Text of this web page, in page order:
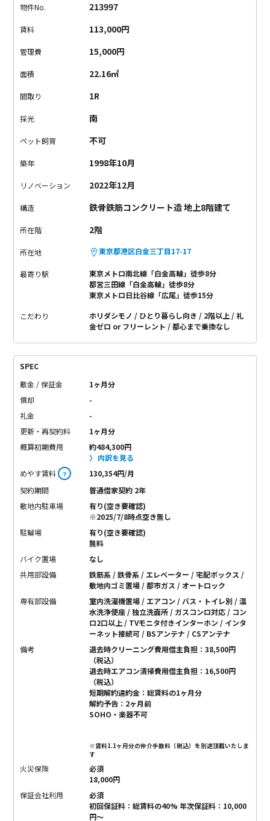
材で統一された空間に、キッチンのグリーンタイルが差し色に
い間取りですが、
上手く隙間にフィットされていて、お部屋を
スッキリと見せてくれます。
りませんか？
物件No. 213997
賃料 113,000円
管理費 15,000円
面積 22.16㎡
間取り 1R
採光 南
ペット飼育 不可
築年 1998年10月
リノベーション 2022年12月
構造 鉄骨鉄筋コンクリート造 地上8階建て
所在階 2階
所在地 東京都港区白金三丁目17-17
最寄り駅
東京メトロ南北線「白金高輪」徒歩8分
都営三田線「白金高輪」徒歩8分
東京メトロ日比谷線「広尾」徒歩15分
こだわり ホリダシモノ ひとり暮らし向き 2階以上
礼
金ゼロ or フリーレント
都心まで乗換なし
SPEC
敷金 / 保証金
1ヶ月分
償却
-
礼金
-
更新・再契約料
1ヶ月分
概算初期費用
約484,300円
内訳を見る
めやす賃料 ？
130,354円/月
契約期間
普通借家契約 2年
敷地内駐車場
有り(空き要確認)
※2025/7/8時点空き無し
駐輪場
有り(空き要確認)
無料
バイク置場
なし
共用部設備
鉄筋系 / 鉄骨系 / エレベーター / 宅配ボックス /
敷地内ゴミ置場 / 都市ガス / オートロック
専有部設備
室内洗濯機置場 / エアコン / バス・トイレ別 / 温
水洗浄便座 / 独立洗面所 / ガスコンロ対応 / コン
ロ2口以上 / TVモニタ付きインターホン / インタ
ーネット接続可 / BSアンテナ / CSアンテナ
備考
退去時クリーニング費用借主負担：38,500円
（税込）
退去時エアコン清掃費用借主負担：16,500円
（税込）
短期解約違約金：総賃料の1ヶ月分
解約予告：2ヶ月前
SOHO・楽器不可
※賃料1.1ヶ月分の仲介手数料（税込）を別途頂戴いたしま
す
火災保険
必須
18,000円
保証会社利用
必須
初回保証料：総賃料の40% 年次保証料：10,000
円〜